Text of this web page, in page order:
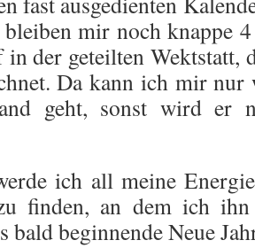
mir noch knappe
der geteilten Wektstatt,
Da kann ich mir nur
geht, sonst wird er
ich all meine
finden, an dem ich
bald beginnende Neue